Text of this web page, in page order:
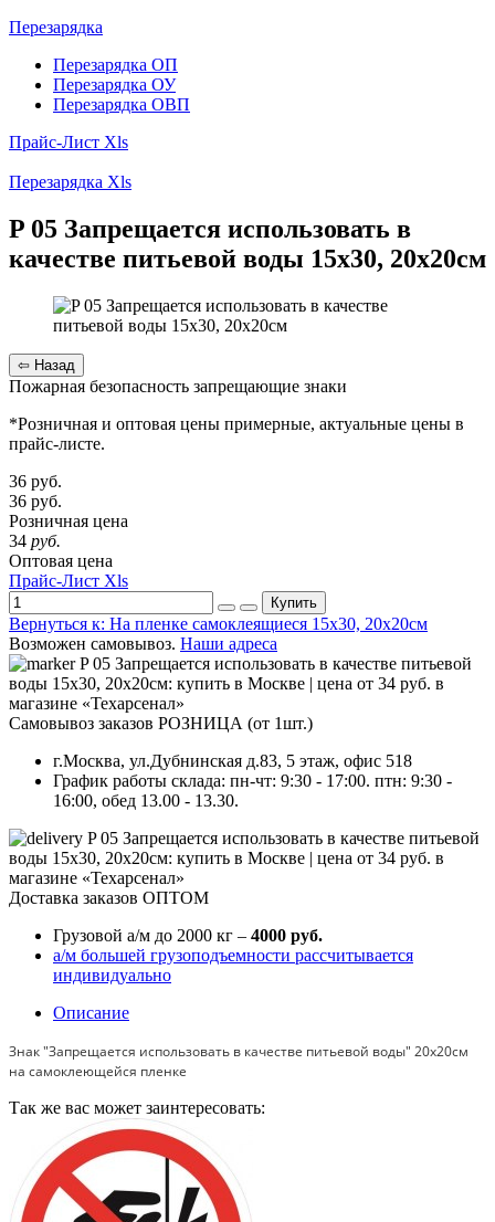
Перезарядка
Перезарядка ОП
Перезарядка ОУ
Перезарядка ОВП
Прайс-Лист Xls
Перезарядка Xls
P 05 Запрещается использовать в
качестве питьевой воды 15х30, 20х20см
Пожарная безопасность запрещающие знаки
*Розничная и оптовая цены примерные, актуальные цены в
прайс-листе.
36 руб.
36 руб.
Розничная цена
34 руб.
Оптовая цена
Прайс-Лист Xls
Купить
Вернуться к: На пленке самоклеящиеся 15х30, 20х20см
Возможен самовывоз. Наши адреса
Самовывоз заказов РОЗНИЦА (от 1шт.)
г.Москва, ул.Дубнинская д.83, 5 этаж, офис 518
График работы склада: пн-чт: 9:30 - 17:00. птн: 9:30 -
16:00, обед 13.00 - 13.30.
Доставка заказов ОПТОМ
Грузовой а/м до 2000 кг – 4000 руб.
а/м большей грузоподъемности рассчитывается
индивидуально
Описание
Знак "Запрещается использовать в качестве питьевой воды" 20х20см
на самоклеющейся пленке
Так же вас может заинтересовать: